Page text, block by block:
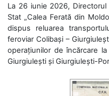
La 26 iunie 2026,
Stat „Calea Ferată din
dispus reluarea
feroviar Colibași –
operațiunilor de încărcare
Giurgiulești și Giurgiulești-